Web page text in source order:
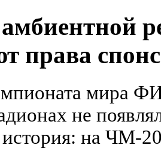
права
мира
не
история: на